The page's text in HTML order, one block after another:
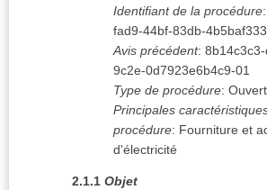
Identifiant de la procédure:
fad9-44bf-83db-
Avis précédent:
9c2e-0d7923e6b4c9-01
Type de procédure:
Principales
procédure: Fourniture et
d'électricité
2.1.1 Objet